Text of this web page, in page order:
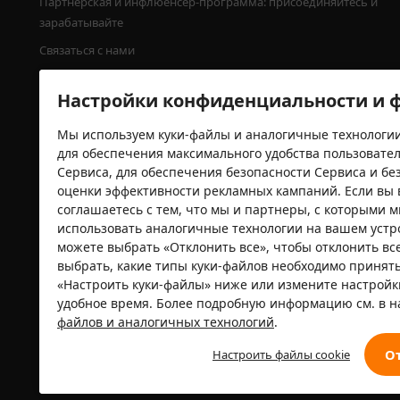
зарабатывайте
Связаться с нами
Пресса
Программа посадки деревьев от Temu
Сертификаты безопасности
Условия
Настройки конфиденциальности и
Мы используем куки-файлы и аналогичные
для обеспечения максимального удобства
Сервиса, для обеспечения безопасности Сервиса и
оценки эффективности рекламных кампаний. Если вы
соглашаетесь с тем, что мы и партнеры, с которыми
использовать аналогичные технологии на вашем
можете выбрать «Отклонить все», чтобы отклонить
выбрать, какие типы куки-файлов необходимо
«Настроить куки-файлы» ниже или измените
удобное время. Более подробную информацию см. в
файлов и аналогичных технологий.
Настроить файлы cookie